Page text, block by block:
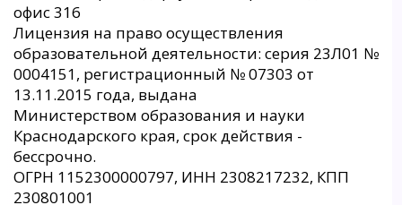
офис 316
Лицензия на право осуществления
образовательной деятельности: серия 23Л01 №
0004151, регистрационный № 07303 от
13.11.2015 года, выдана
Министерством образования и науки
Краснодарского края, срок действия -
бессрочно.
ОГРН 1152300000797, ИНН 2308217232, КПП
230801001